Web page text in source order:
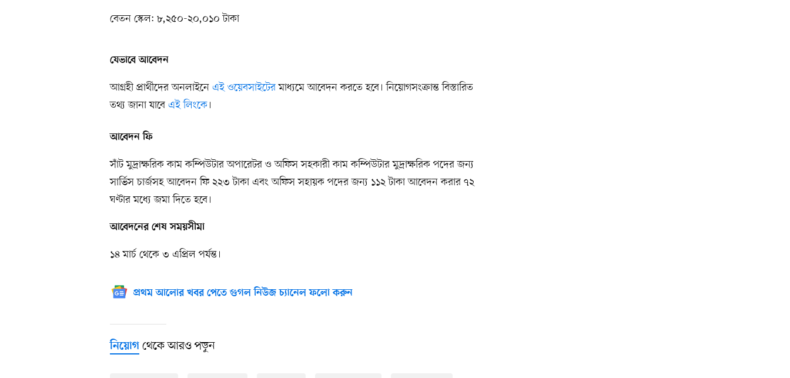
বেতন স্কেল: ৮,২৫০-২০,০১০ টাকা
যেভাবে আবেদন
আগ্রহী প্রার্থীদের অনলাইনে এই ওয়েবসাইটেরমাধ্যমে আবেদন করতে হবে। নিয়োগসংক্রান্ত বিস্তারিত
তথ্য জানা যাবে এই লিংকে।
আবেদন ফি
সাঁট মুদ্রাক্ষরিক কাম কম্পিউটার অপারেটর ও অফিস সহকারী কাম কম্পিউটার মুদ্রাক্ষরিক পদের জন্য
সার্ভিস চার্জসহ আবেদন ফি ২২৩ টাকা এবং অফিস সহায়ক পদের জন্য ১১২ টাকা আবেদন করার ৭২
ঘণ্টার মধ্যে জমা দিতে হবে।
আবেদনের শেষ সময়সীমা
১৪ মার্চ থেকে ৩ এপ্রিল পর্যন্ত।
প্রথম আলোর খবর পেতে গুগল নিউজ চ্যানেল ফলো করুন
নিয়োগ থেকে আরও পড়ুন